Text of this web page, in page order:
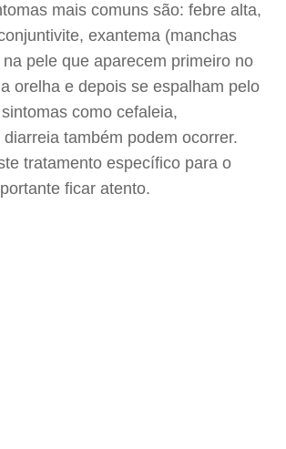
mais comuns são: febre alta,
exantema (manchas
pele que aparecem primeiro no
orelha e depois se espalham pelo
como cefaleia,
também podem ocorrer.
tratamento específico para o
ficar atento.